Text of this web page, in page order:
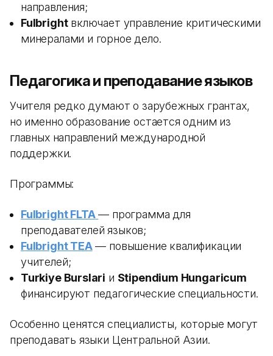
направления;
Fulbrightвключает управление критическими
минералами и горное дело.
Педагогика и преподавание языков
Учителя редко думают о зарубежных грантах,
но именно образование остается одним из
главных направлений международной
поддержки.
Программы:
Fulbright FLTA — программа для
преподавателей языков;
Fulbright TEA— повышение квалификации
учителей;
Turkiye Burslari и Stipendium Hungaricum
финансируют педагогические специальности.
Особенно ценятся специалисты, которые могут
преподавать языки Центральной Азии.